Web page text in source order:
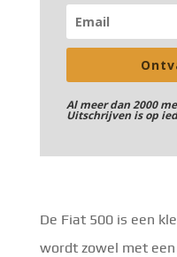
Al meer dan 2000
Uitschrijven is op
De Fiat 500 is een
wordt zowel met